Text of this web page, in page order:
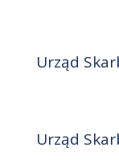
Urząd
Urząd